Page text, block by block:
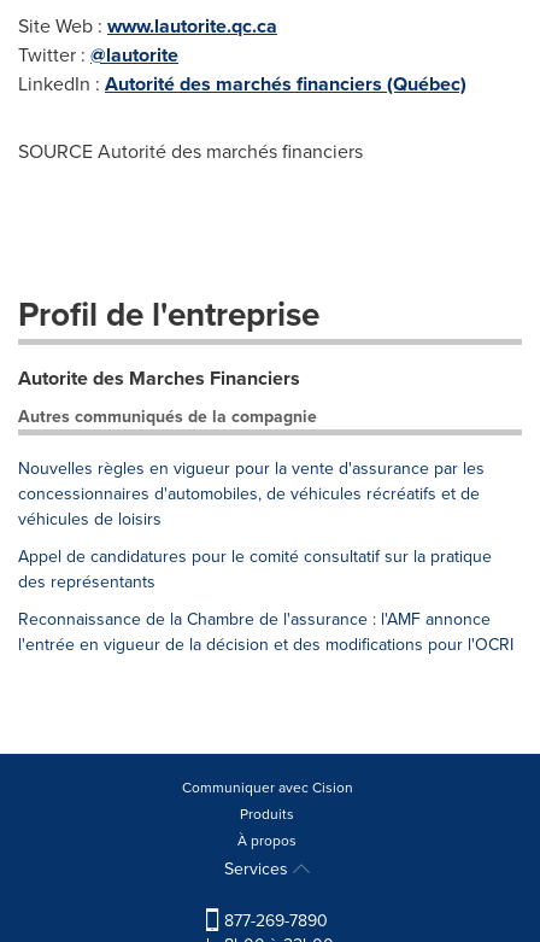
Site Web : www.lautorite.qc.ca
Twitter : @lautorite
LinkedIn : Autorité des marchés financiers (Québec)
SOURCE Autorité des marchés financiers
Profil de l'entreprise
Autorite des Marches Financiers
Autres communiqués de la compagnie
Nouvelles règles en vigueur pour la vente d'assurance par les
concessionnaires d'automobiles, de véhicules récréatifs et de
véhicules de loisirs
Appel de candidatures pour le comité consultatif sur la pratique
des représentants
Reconnaissance de la Chambre de l'assurance : l'AMF annonce
l'entrée en vigueur de la décision et des modifications pour l'OCRI
Communiquer avec Cision
Produits
À propos
Services
877-269-7890